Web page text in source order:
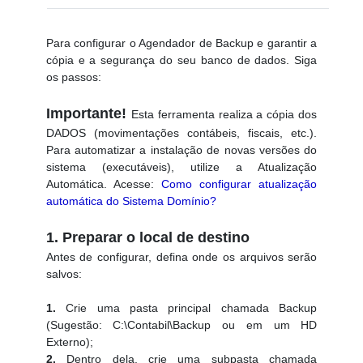
Para configurar o Agendador de Backup e garantir a
cópia e a segurança do seu banco de dados. Siga
os passos:
Importante! Esta ferramenta realiza a cópia dos
DADOS (movimentações contábeis, fiscais, etc.).
Para automatizar a instalação de novas versões do
sistema (executáveis), utilize a Atualização
Automática. Acesse: Como configurar atualização
automática do Sistema Domínio?
1. Preparar o local de destino
Antes de configurar, defina onde os arquivos serão
salvos:
1. Crie uma pasta principal chamada Backup
(Sugestão: C:\Contabil\Backup ou em um HD
Externo);
2. Dentro dela, crie uma subpasta chamada